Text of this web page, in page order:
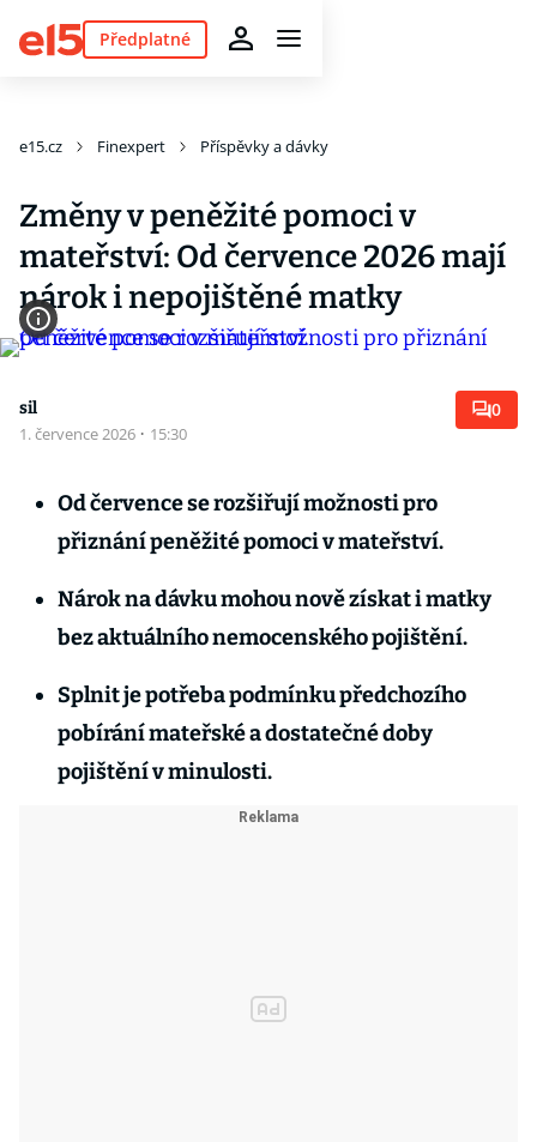
Předplatné
e15.cz Finexpert Příspěvky a dávky
Změny v peněžité pomoci v
mateřství: Od července 2026 mají
nárok i nepojištěné matky
sil
1. července 2026 · 15:30
0
Od července se rozšiřují možnosti pro
přiznání peněžité pomoci v mateřství.
Nárok na dávku mohou nově získat i matky
bez aktuálního nemocenského pojištění.
Splnit je potřeba podmínku předchozího
pobírání mateřské a dostatečné doby
pojištění v minulosti.